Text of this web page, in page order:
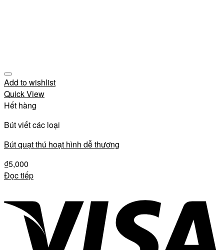
Add to wishlist
Quick View
Hết hàng
Bút viết các loại
Bút quạt thú hoạt hình dễ thương
₫5,000
Đọc tiếp